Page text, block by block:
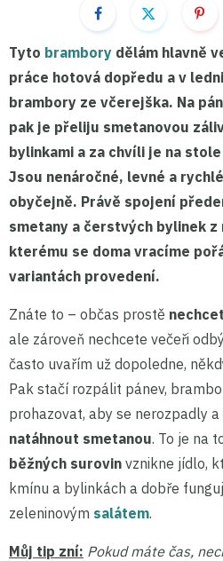
Tyto brambory dělám hlavně
práce hotová dopředu a v
brambory ze včerejška. Na
pak je přeliju smetanovou
bylinkami a za chvíli je na
Jsou nenáročné, levné a rychlé
obyčejně. Právě spojení
smetany a čerstvých bylinek z
kterému se doma vracíme
variantách provedení.
Znáte to – občas prostě
ale zároveň nechcete večeři
často uvařím už dopoledne,
Pak stačí rozpálit pánev,
prohazovat, aby se nerozpadly
natáhnout smetanou. To je na
běžných surovin vznikne jídlo,
kmínu a bylinkách a dobře
zeleninovým salátem.
Můj tip zní: Pokud máte čas,